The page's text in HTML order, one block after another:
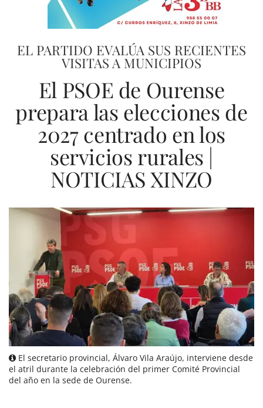
EL PARTIDO EVALÚA SUS RECIENTES
VISITAS A MUNICIPIOS
El PSOE de Ourense
prepara las elecciones de
2027 centrado en los
servicios rurales |
NOTICIAS XINZO
El secretario provincial, Álvaro Vila Araújo, interviene desde
el atril durante la celebración del primer Comité Provincial
del año en la sede de Ourense.